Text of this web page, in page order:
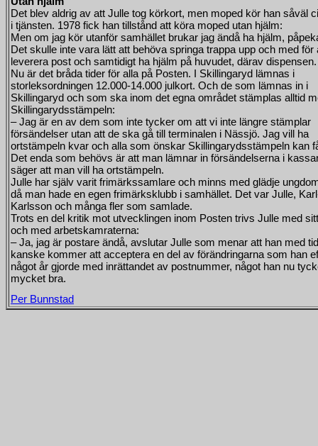
Det blev aldrig av att Julle tog körkort, men moped kör han såväl
i tjänsten. 1978 fick han tillstånd att köra moped utan hjälm:
Men om jag kör utanför samhället brukar jag ändå ha hjälm,
Det skulle inte vara lätt att behöva springa trappa upp och med för
leverera post och samtidigt ha hjälm på huvudet, därav dispensen.
Nu är det bråda tider för alla på Posten. I Skillingaryd lämnas i
storleksordningen 12.000-14.000 julkort. Och de som lämnas in i
Skillingaryd och som ska inom det egna området stämplas alltid
Skillingarydsstämpeln:
– Jag är en av dem som inte tycker om att vi inte längre stämplar
försändelser utan att de ska gå till terminalen i Nässjö. Jag vill ha
ortstämpeln kvar och alla som önskar Skillingarydsstämpeln kan
Det enda som behövs är att man lämnar in försändelserna i
säger att man vill ha ortstämpeln.
Julle har själv varit frimärkssamlare och minns med glädje
då man hade en egen frimärksklubb i samhället. Det var Julle,
Karlsson och många fler som samlade.
Trots en del kritik mot utvecklingen inom Posten trivs Julle med
och med arbetskamraterna:
– Ja, jag är postare ändå, avslutar Julle som menar att han med
kanske kommer att acceptera en del av förändringarna som han
något år gjorde med inrättandet av postnummer, något han nu
mycket bra.
Per Bunnstad